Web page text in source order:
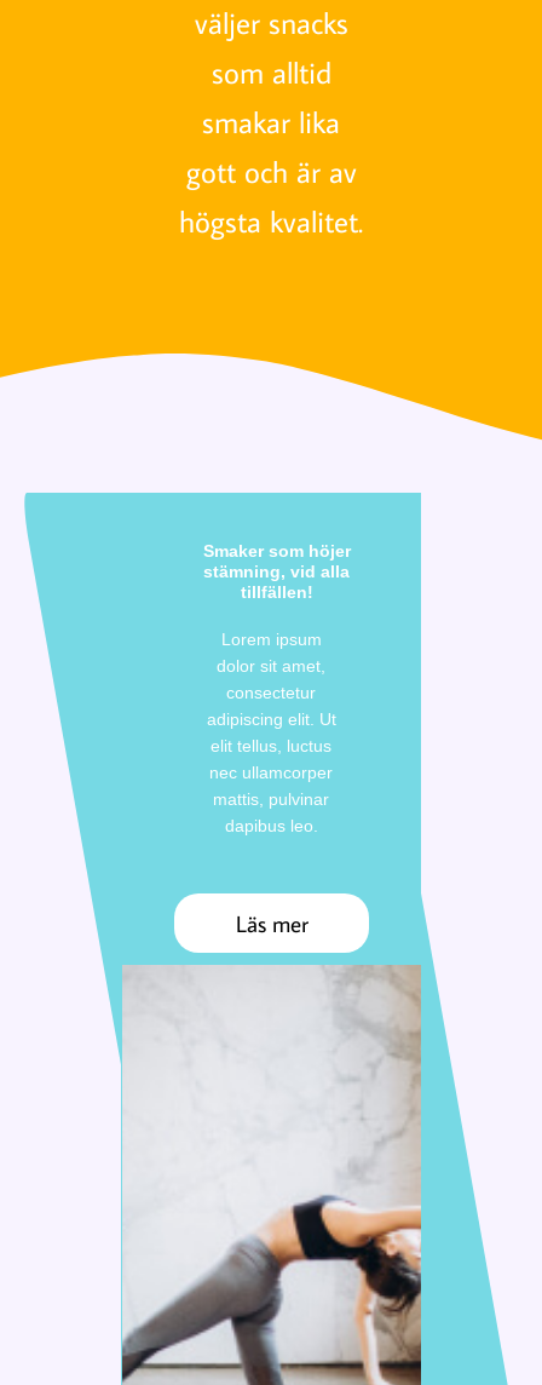
väljer snacks
som alltid
smakar lika
gott och är av
högsta kvalitet.
Smaker som höjer
stämning, vid alla
tillfällen!
Lorem ipsum
dolor sit amet,
consectetur
adipiscing elit. Ut
elit tellus, luctus
nec ullamcorper
mattis, pulvinar
dapibus leo.
Läs mer